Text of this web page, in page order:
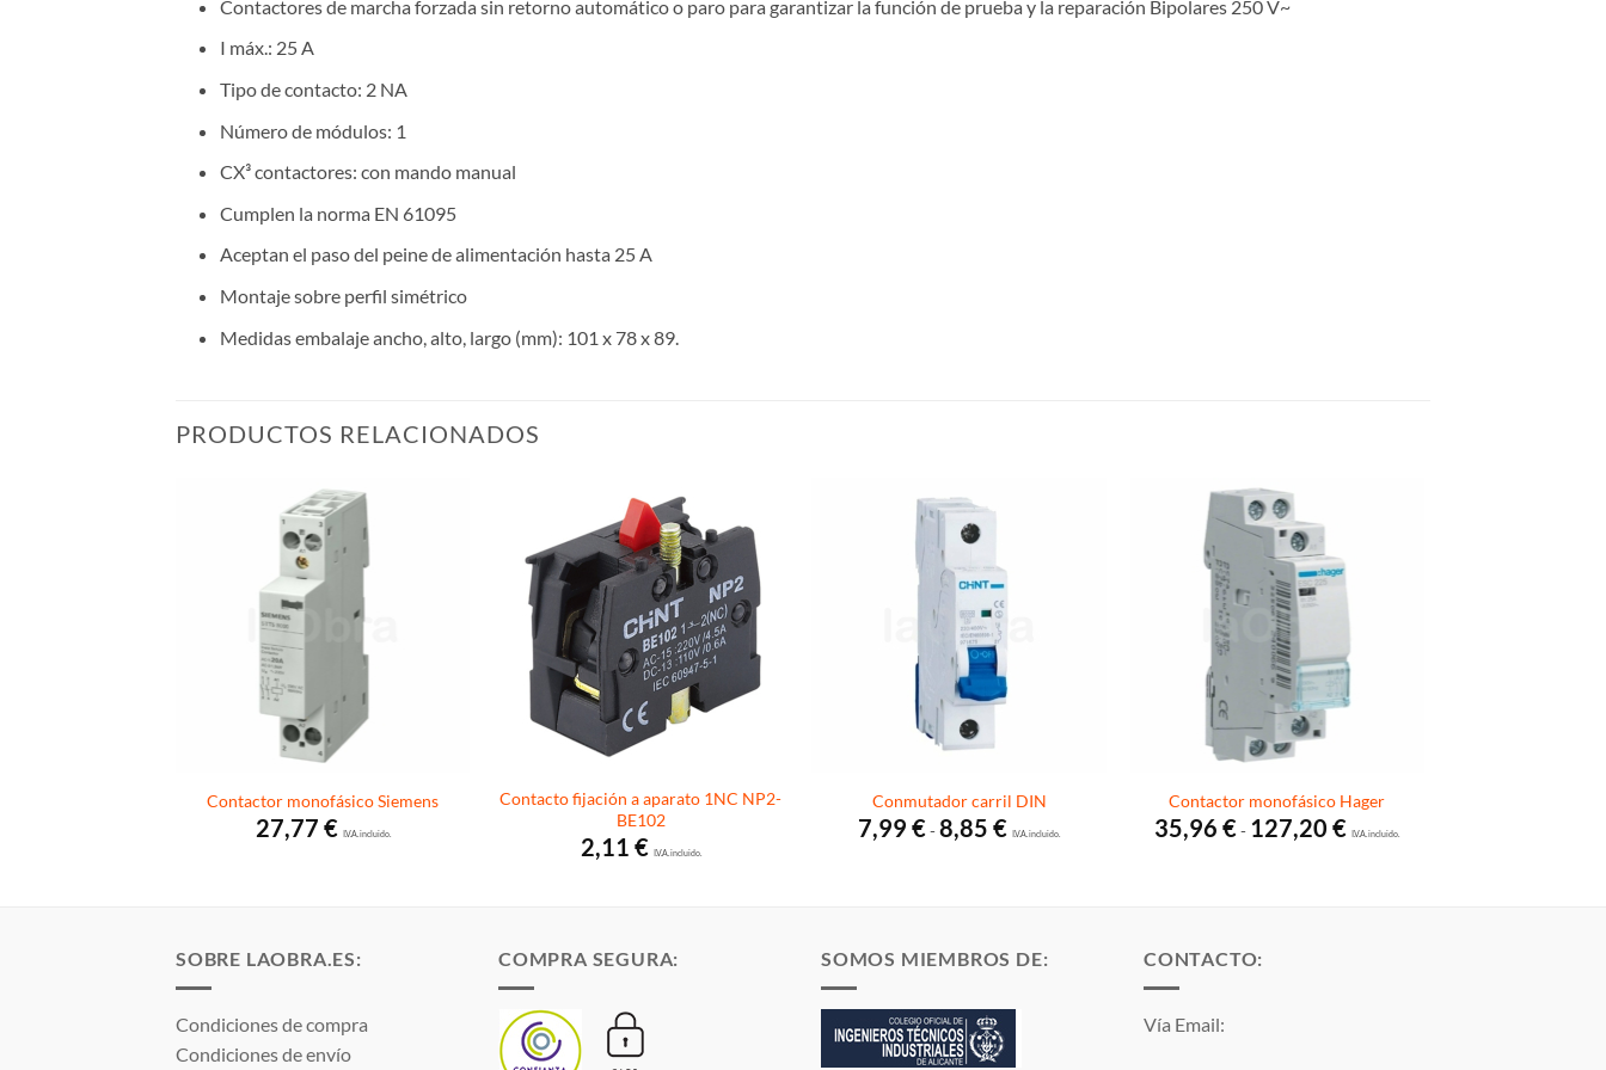
Contactores de marcha forzada sin retorno automático o paro para garantizar la función de prueba y la reparación Bipolares 250 V~
I máx.: 25 A
Tipo de contacto: 2 NA
Número de módulos: 1
CX³ contactores: con mando manual
Cumplen la norma EN 61095
Aceptan el paso del peine de alimentación hasta 25 A
Montaje sobre perfil simétrico
Medidas embalaje ancho, alto, largo (mm): 101 x 78 x 89.
PRODUCTOS RELACIONADOS
Contactor monofásico Siemens
27,77 €I.V.A. incluido.
Contacto fijación a aparato 1NC NP2-
BE102
2,11 €I.V.A. incluido.
Conmutador carril DIN
7,99€-8,85€deI.V.A. incluido.
Contactor monofásico Hager
35,96€- 127,20€deI.V.A. incluido.
SOBRE LAOBRA.ES:
Condiciones de compra
Condiciones de envío
COMPRA SEGURA: SOMOS MIEMBROS DE: CONTACTO:
Vía Email: